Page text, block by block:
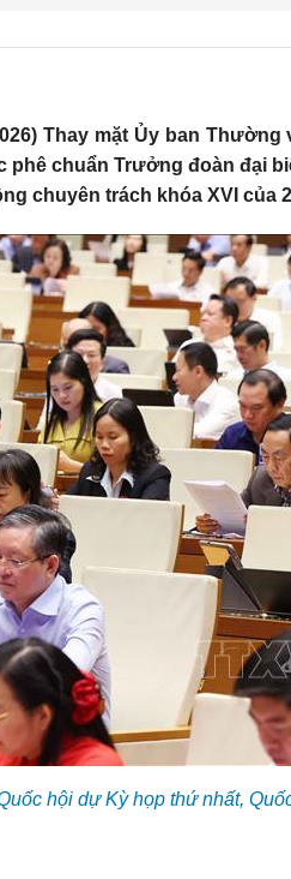
Thay mặt Ủy ban
phê chuẩn Trưởng đoàn đại
chuyên trách khóa XVI của
hội dự Kỳ họp thứ nhất,